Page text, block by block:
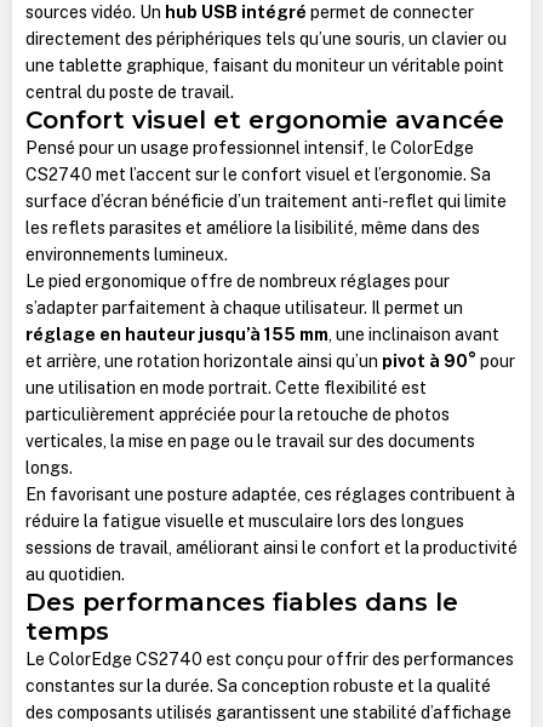
sources vidéo. Un hub USB intégré permet de connecter
directement des périphériques tels qu’une souris, un clavier ou
une tablette graphique, faisant du moniteur un véritable point
central du poste de travail.
Confort visuel et ergonomie avancée
Pensé pour un usage professionnel intensif, le ColorEdge
CS2740 met l’accent sur le confort visuel et l’ergonomie. Sa
surface d’écran bénéficie d’un traitement anti-reflet qui limite
les reflets parasites et améliore la lisibilité, même dans des
environnements lumineux.
Le pied ergonomique offre de nombreux réglages pour
s’adapter parfaitement à chaque utilisateur. Il permet un
réglage en hauteur jusqu’à 155 mm, une inclinaison avant
et arrière, une rotation horizontale ainsi qu’un pivot à 90° pour
une utilisation en mode portrait. Cette flexibilité est
particulièrement appréciée pour la retouche de photos
verticales, la mise en page ou le travail sur des documents
longs.
En favorisant une posture adaptée, ces réglages contribuent à
réduire la fatigue visuelle et musculaire lors des longues
sessions de travail, améliorant ainsi le confort et la productivité
au quotidien.
Des performances fiables dans le
temps
Le ColorEdge CS2740 est conçu pour offrir des performances
constantes sur la durée. Sa conception robuste et la qualité
des composants utilisés garantissent une stabilité d’affichage